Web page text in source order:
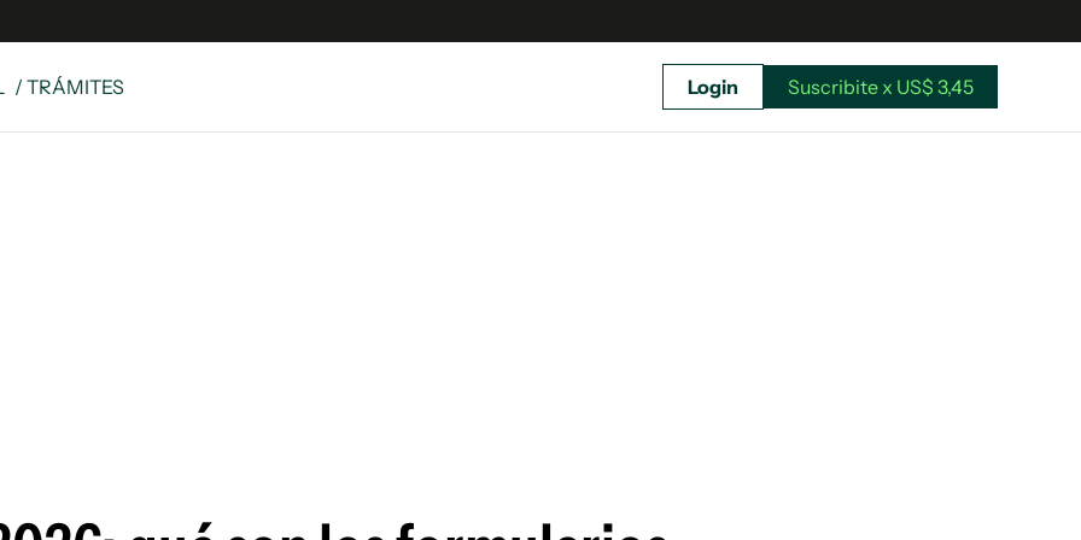
/ TRÁMITES Login Suscribite x US$ 3,45